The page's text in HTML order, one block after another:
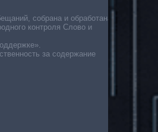
собрана и обработана
контроля Слово и
за содержание